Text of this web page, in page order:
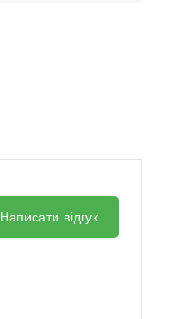
Написати відгук